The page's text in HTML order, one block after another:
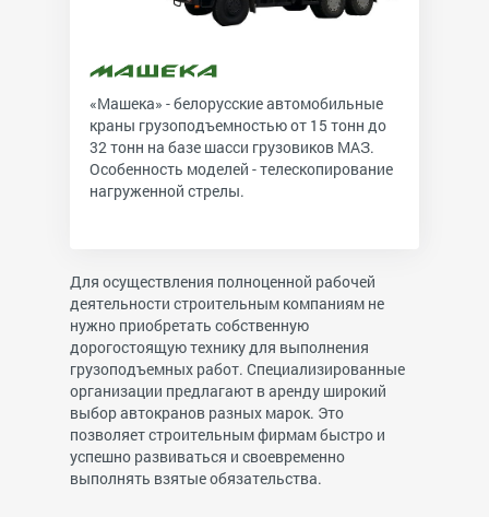
«Машека» - белорусские автомобильные
краны грузоподъемностью от 15 тонн до
32 тонн на базе шасси грузовиков МАЗ.
Особенность моделей - телескопирование
нагруженной стрелы.
Для осуществления полноценной рабочей
деятельности строительным компаниям не
нужно приобретать собственную
дорогостоящую технику для выполнения
грузоподъемных работ. Специализированные
организации предлагают в аренду широкий
выбор автокранов разных марок. Это
позволяет строительным фирмам быстро и
успешно развиваться и своевременно
выполнять взятые обязательства.